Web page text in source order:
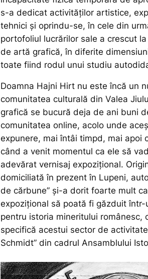
s-a dedicat activităților artistice,
tehnici și oprindu-se, în cele din
portofoliul lucrărilor sale a crescut
de artă grafică, în diferite
toate fiind rodul unui studiu
Doamna Hajni Hirt nu este încă un
comunitatea culturală din Valea
grafică se bucură deja de ani buni
comunitatea online, acolo unde
expunere, mai întâi timpd, mai apoi
când a venit momentul ca ele să
adevărat vernisaj expozițional.
domiciliată în prezent în Lupeni,
de cărbune” și-a dorit foarte mult
expozițional să poată fi găzduit
pentru istoria mineritului românesc,
specifică acestui sector de
Schmidt” din cadrul Ansamblului